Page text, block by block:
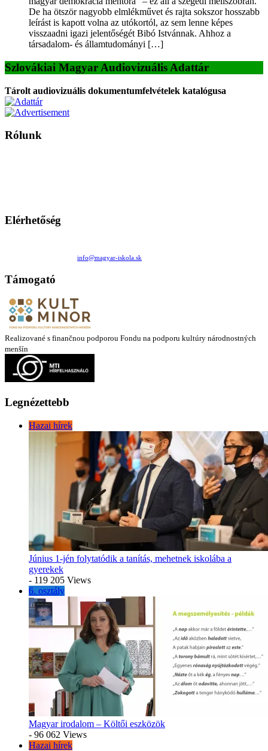
De ha ötször nagyobb elmlékművet és rajta sokszor hosszabb
leírást is kapott volna az utókortól, az sem lenne képes
visszaadni igazi jelentőségét Bibó Istvánnak. Ahhoz a
társadalom- és államtudományi […]
Szlovákiai Magyar Audiovizuális Adattár
Tárolt audiovizuális dokumentumfelvételek katalógusa
Rólunk
Elérhetőség
info@magyar-iskola.sk
Támogató
Realizované s finančnou podporou Fondu na podporu kultúry národnostných
menšín
Legnézettebb
Hazai hírek
Június 1-jén folytatódik a tanítás, mehetnek iskolába a
gyerekek
- 119 205 Views
6. osztály
Magyar irodalom – Költői eszközök
- 96 062 Views
Hazai hírek